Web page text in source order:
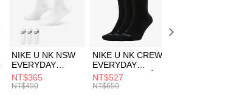
結帳流程】
AFTEE先享後付」後，將跳轉至「AFTEE先享後
訊認證並確認金額後，即可完成結帳。
您將收到繳費通知簡訊。
後14天內，點擊此簡訊中的連結，可透過四大超商
多元方式進行付款，方視為交易完成。
成當下不需立刻繳費，但若您需要取消訂單，請聯
經商家同意取消之訂單仍視為有效，需透過AFTEE
。
含以上)免運費
含以上)免運費
NIKE U NK NSW
EVERYDAY
ESSENTIAL CR
男女 短統襪
NT$365
NT$450
NIKE U NK CREW
EVERYDAY
BBALL 3PR 男女
長統襪
NT$527
NT$650